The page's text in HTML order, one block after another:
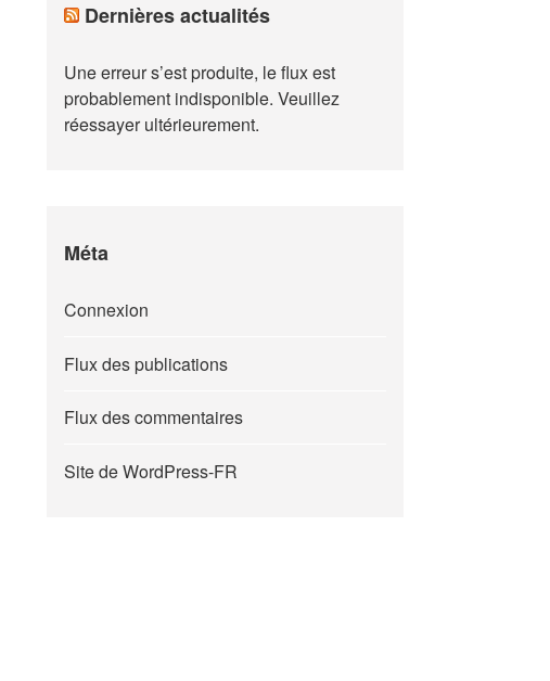
Dernières actualités
Une erreur s’est produite, le flux est
probablement indisponible. Veuillez
réessayer ultérieurement.
Méta
Connexion
Flux des publications
Flux des commentaires
Site de WordPress-FR